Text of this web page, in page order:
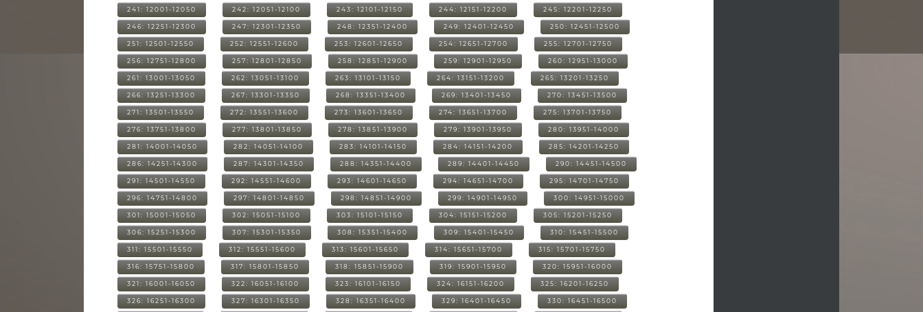
241: 12001-12050 242: 12051-12100 243: 12101-12150 244: 12151-12200 245: 12201-12250
246: 12251-12300 247: 12301-12350 248: 12351-12400 249: 12401-12450 250: 12451-12500
251: 12501-12550 252: 12551-12600 253: 12601-12650 254: 12651-12700 255: 12701-12750
256: 12751-12800 257: 12801-12850 258: 12851-12900 259: 12901-12950 260: 12951-13000
261: 13001-13050 262: 13051-13100 263: 13101-13150 264: 13151-13200 265: 13201-13250
266: 13251-13300 267: 13301-13350 268: 13351-13400 269: 13401-13450 270: 13451-13500
271: 13501-13550 272: 13551-13600 273: 13601-13650 274: 13651-13700 275: 13701-13750
276: 13751-13800 277: 13801-13850 278: 13851-13900 279: 13901-13950 280: 13951-14000
281: 14001-14050 282: 14051-14100 283: 14101-14150 284: 14151-14200 285: 14201-14250
286: 14251-14300 287: 14301-14350 288: 14351-14400 289: 14401-14450 290: 14451-14500
291: 14501-14550 292: 14551-14600 293: 14601-14650 294: 14651-14700 295: 14701-14750
296: 14751-14800 297: 14801-14850 298: 14851-14900 299: 14901-14950 300: 14951-15000
301: 15001-15050 302: 15051-15100 303: 15101-15150 304: 15151-15200 305: 15201-15250
306: 15251-15300 307: 15301-15350 308: 15351-15400 309: 15401-15450 310: 15451-15500
311: 15501-15550 312: 15551-15600 313: 15601-15650 314: 15651-15700 315: 15701-15750
316: 15751-15800 317: 15801-15850 318: 15851-15900 319: 15901-15950 320: 15951-16000
321: 16001-16050 322: 16051-16100 323: 16101-16150 324: 16151-16200 325: 16201-16250
326: 16251-16300 327: 16301-16350 328: 16351-16400 329: 16401-16450 330: 16451-16500